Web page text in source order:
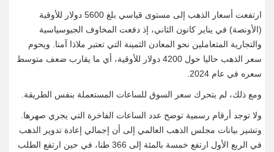
ارتفعت أسعار الذهب إلى مستوى قياسي بلغ 5600 دولار للأوقية
(الأونصة) في يناير كانون الثاني، إذ دفعت المخاوف الجيوسياسية
والتجارية المتعاملين نحو المعادن الثمينة التي تعتبر ملاذا آمنا. ويحوم
سعر الذهب حاليا حول 4200 دولار للأوقية، أي ما يقارب ضعف متوسط
‌سعره في ⁠عام 2024.
ومع ذلك، لم يتحرك سعر السوق للساعات المستعملة بنفس الطريقة.
ولا توجد أرقام رسمية توضح عدد الساعات الفاخرة التي يجري صهرها.
وتشير بيانات مجلس الذهب العالمي إلى أن إجمالي إعادة تدوير الذهب
في الربع الأول ارتفع خمسة بالمئة إلى 366 طنا، في حين ارتفع الطلب